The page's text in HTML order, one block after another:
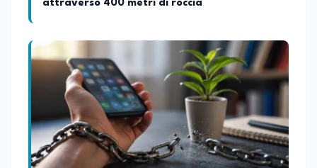
attraverso 400 metri di roccia